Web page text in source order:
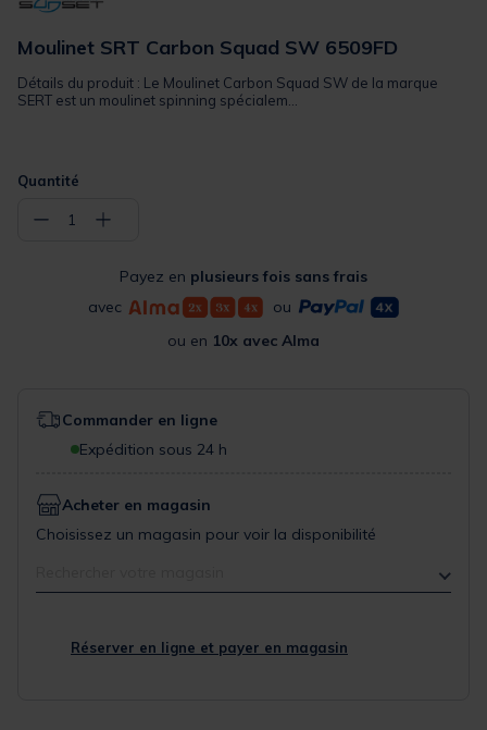
Moulinet SRT Carbon Squad SW 6509FD
Détails du produit : Le Moulinet Carbon Squad SW de la marque
SERT est un moulinet spinning spécialem...
Quantité
− 1 +
Payez en plusieurs fois sans frais
avec
ou
ou en 10x avec Alma
Commander en ligne
Expédition sous 24 h
Acheter en magasin
Choisissez un magasin pour voir la disponibilité
Réserver en ligne et payer en magasin